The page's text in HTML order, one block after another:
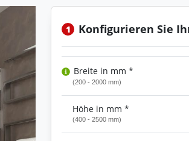
1 Konfigurieren Sie
Breite in mm *
(200 - 2000 mm)
Höhe in mm *
(400 - 2500 mm)